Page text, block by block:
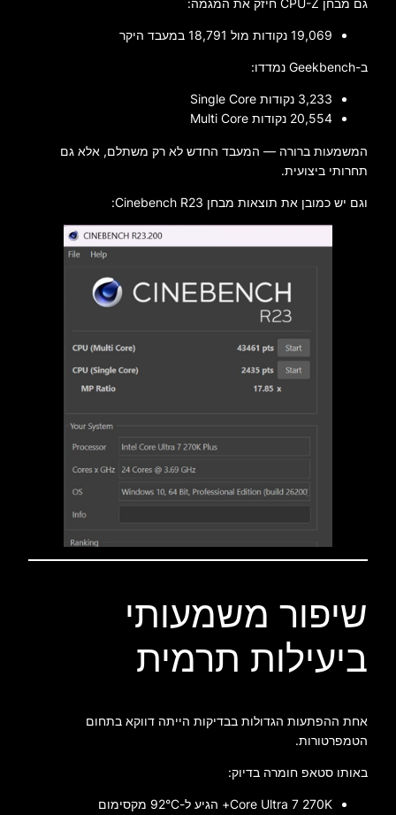
‎19,069 נקודות מול ‎18,791 במעבד היקר
ב-Geekbench נמדדו:
‎3,233 נקודות Single Core
‎20,554 נקודות Multi Core
המשמעות ברורה — המעבד החדש לא רק משתלם, אלא גם
תחרותי ביצועית.
וגם יש כמובן את תוצאות מבחן Cinebench R23:
שיפור משמעותי
ביעילות תרמית
אחת ההפתעות הגדולות בבדיקות הייתה דווקא בתחום
הטמפרטורות.
באותו סטאפ חומרה בדיוק:
Core Ultra 7 270K+ הגיע ל-92°C מקסימום